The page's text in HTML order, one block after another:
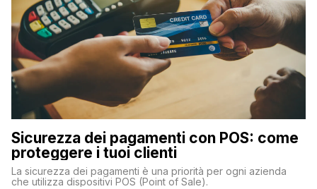
Sicurezza dei pagamenti con POS: come
proteggere i tuoi clienti
La sicurezza dei pagamenti è una priorità per ogni azienda
che utilizza dispositivi POS (Point of Sale).